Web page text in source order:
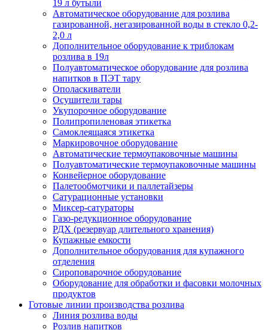
19 л бутыли
Автоматическое оборудование для розлива
газированной, негазированной воды в стекло 0,2-
2,0 л
Дополнительное оборудование к триблокам
розлива в 19л
Полуавтоматическое оборудование для розлива
напитков в ПЭТ тару
Ополаскиватели
Осушители тары
Укупорочное оборудование
Полипропиленовая этикетка
Самоклеящаяся этикетка
Маркировочное оборудование
Автоматические термоупаковочные машины
Полуавтоматические термоупаковочные машины
Конвейерное оборудование
Палетообмотчики и паллетайзеры
Сатурационные установки
Миксер-сатураторы
Газо-редукционное оборудование
РДХ (резервуар длительного хранения)
Купажные емкости
Дополнительное оборудования для купажного
отделения
Сироповарочное оборудование
Оборудование для обработки и фасовки молочных
продуктов
Готовые линии производства розлива
Линия розлива воды
Розлив напитков